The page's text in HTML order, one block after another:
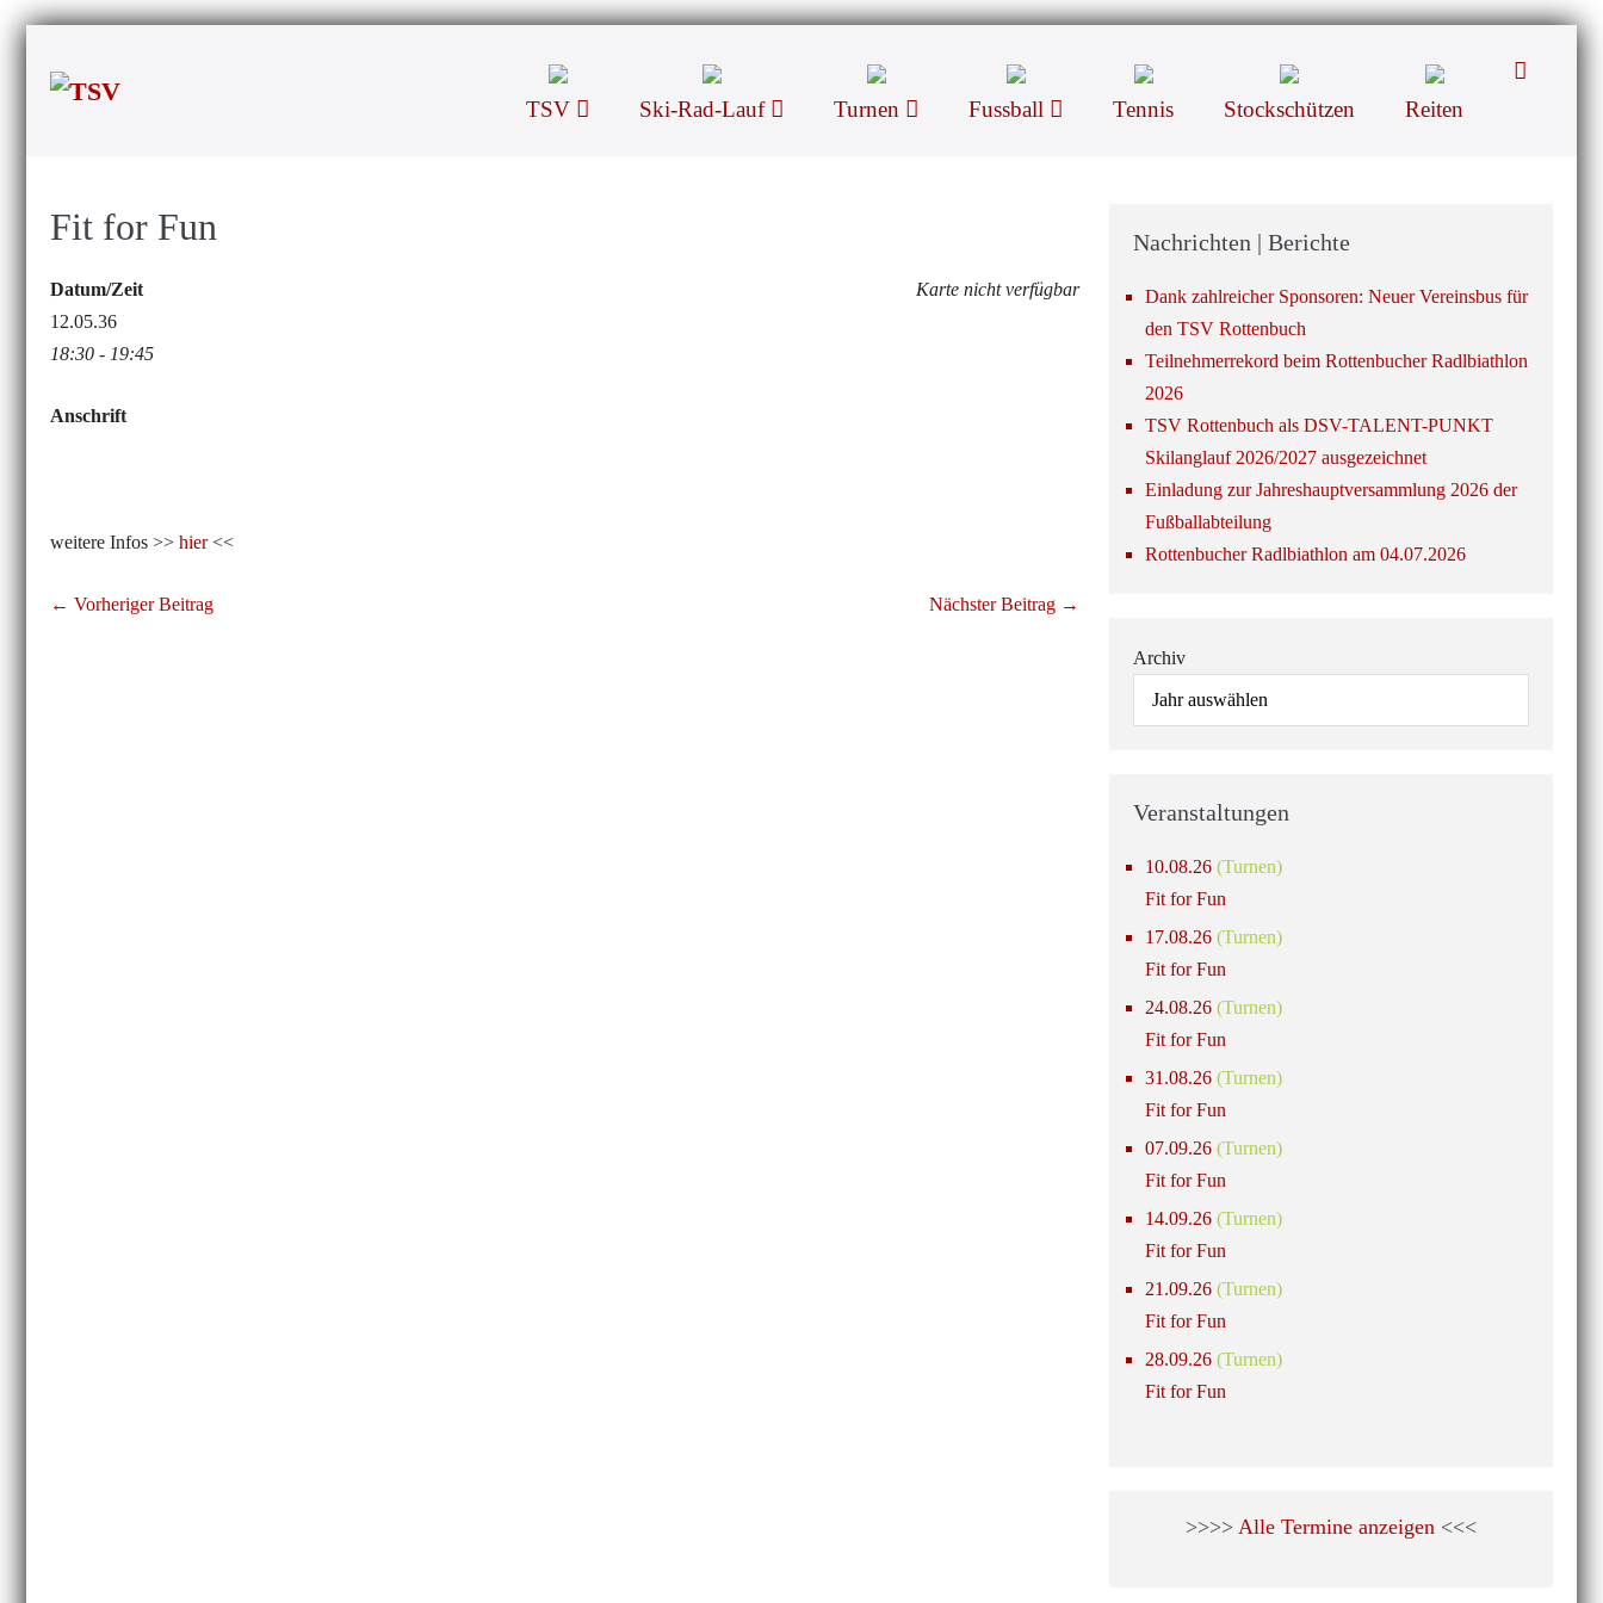
Zum
TSV Ski-Rad-Lauf Turnen Fussball Tennis Stockschützen Reiten
Suche-
Fit for Fun
Karte nicht verfügbar
Datum/Zeit
12.05.36
18:30 - 19:45
Anschrift
weitere Infos >> hier<<
Beitragsnavigation
← Vorheriger Beitrag Nächster Beitrag →
Nachrichten | Berichte
Dank zahlreicher Sponsoren: Neuer Vereinsbus für
den TSV Rottenbuch
Teilnehmerrekord beim Rottenbucher Radlbiathlon
2026
TSV Rottenbuch als DSV-TALENT-PUNKT
Skilanglauf 2026/2027 ausgezeichnet
Einladung zur Jahreshauptversammlung 2026 der
Fußballabteilung
Rottenbucher Radlbiathlon am 04.07.2026
Archiv
Veranstaltungen
10.08.26 (Turnen)
Fit for Fun
17.08.26 (Turnen)
Fit for Fun
24.08.26 (Turnen)
Fit for Fun
31.08.26 (Turnen)
Fit for Fun
07.09.26 (Turnen)
Fit for Fun
14.09.26 (Turnen)
Fit for Fun
21.09.26 (Turnen)
Fit for Fun
28.09.26 (Turnen)
Fit for Fun
>>>> Alle Termine anzeigen<<<